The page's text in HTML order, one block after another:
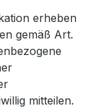
erheben
gemäß Art.
mitteilen.